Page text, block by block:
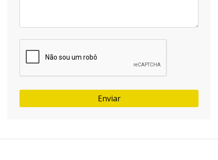
Enviar